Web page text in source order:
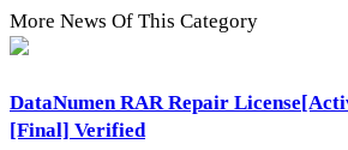
More News Of This Category
DataNumen RAR Repair
[Final] Verified